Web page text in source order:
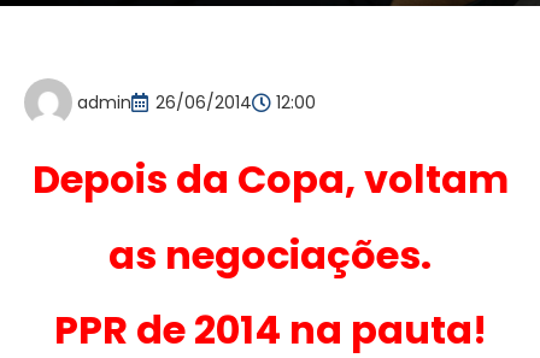
admin 26/06/2014 12:00
Depois da Copa, voltam
as negociações.
PPR de 2014 na pauta!